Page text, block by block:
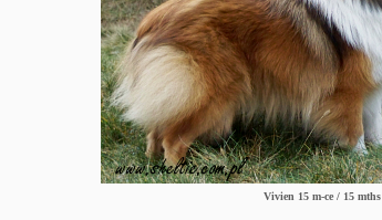
Vivien 15 m-ce / 15 mths